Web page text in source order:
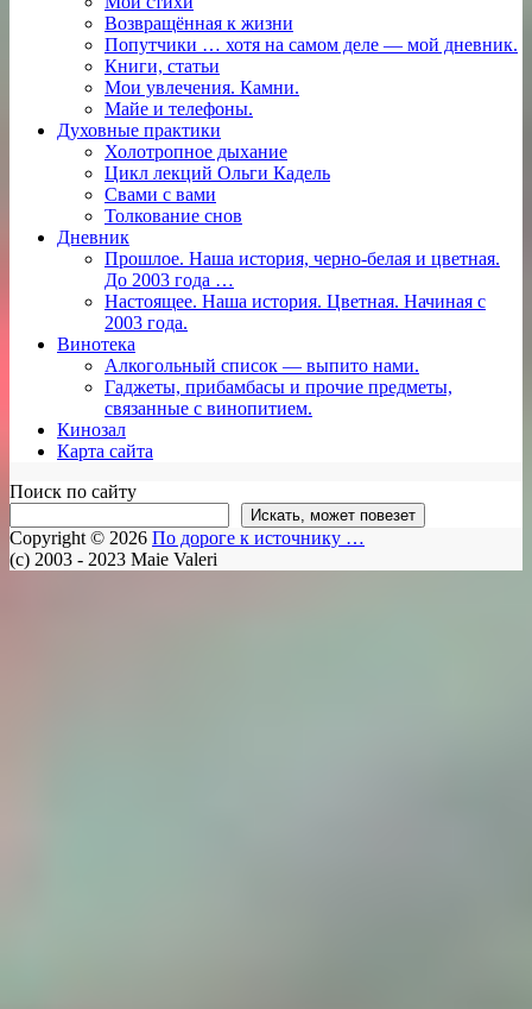
Возвращённая к жизни
Попутчики … хотя на самом деле — мой дневник.
Книги, статьи
Мои увлечения. Камни.
Майе и телефоны.
Духовные практики
Холотропное дыхание
Цикл лекций Ольги Кадель
Свами с вами
Толкование снов
Дневник
Прошлое. Наша история, черно-белая и цветная.
До 2003 года …
Настоящее. Наша история. Цветная. Начиная с
2003 года.
Винотека
Алкогольный список — выпито нами.
Гаджеты, прибамбасы и прочие предметы,
связанные с винопитием.
Кинозал
Карта сайта
Поиск по сайту
Искать, может повезет
Copyright © 2026 По дороге к источнику …
(c) 2003 - 2023 Maie Valeri